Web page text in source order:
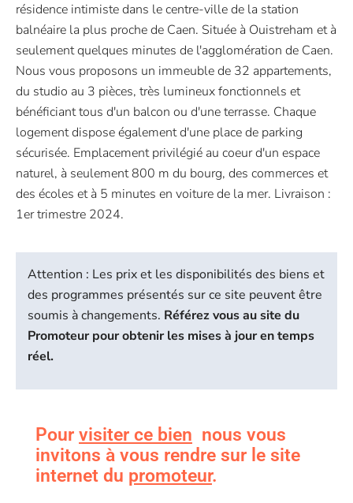
résidence intimiste dans le centre-ville de la station
balnéaire la plus proche de Caen. Située à Ouistreham et à
seulement quelques minutes de l'agglomération de Caen.
Nous vous proposons un immeuble de 32 appartements,
du studio au 3 pièces, très lumineux fonctionnels et
bénéficiant tous d'un balcon ou d'une terrasse. Chaque
logement dispose également d'une place de parking
sécurisée. Emplacement privilégié au coeur d'un espace
naturel, à seulement 800 m du bourg, des commerces et
des écoles et à 5 minutes en voiture de la mer. Livraison :
1er trimestre 2024.
Attention : Les prix et les disponibilités des biens et
des programmes présentés sur ce site peuvent être
soumis à changements. Référez vous au site du
Promoteur pour obtenir les mises à jour en temps
réel.
Pour visiter ce bien nous vous
invitons à vous rendre sur le site
internet du promoteur.